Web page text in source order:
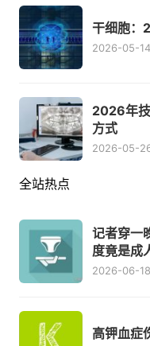
干细胞：
2026-05-
2026年
方式
2026-05-
全站热点
记者穿一
度竟是成
2026-06-
高钾血症